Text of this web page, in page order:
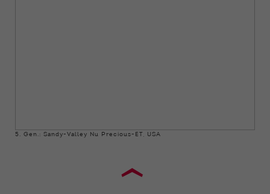
5. Gen.: Sandy-Valley Nu Precious-ET, USA
›